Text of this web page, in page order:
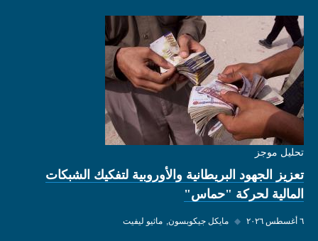
تحليل موجز
تعزيز الجهود البريطانية والأوروبية لتفكيك الشبكات
المالية لحركة "حماس"
٦ أغسطس ٢٠٢٦ ◆ مايكل جيكوبسون ماثيو ليفيت